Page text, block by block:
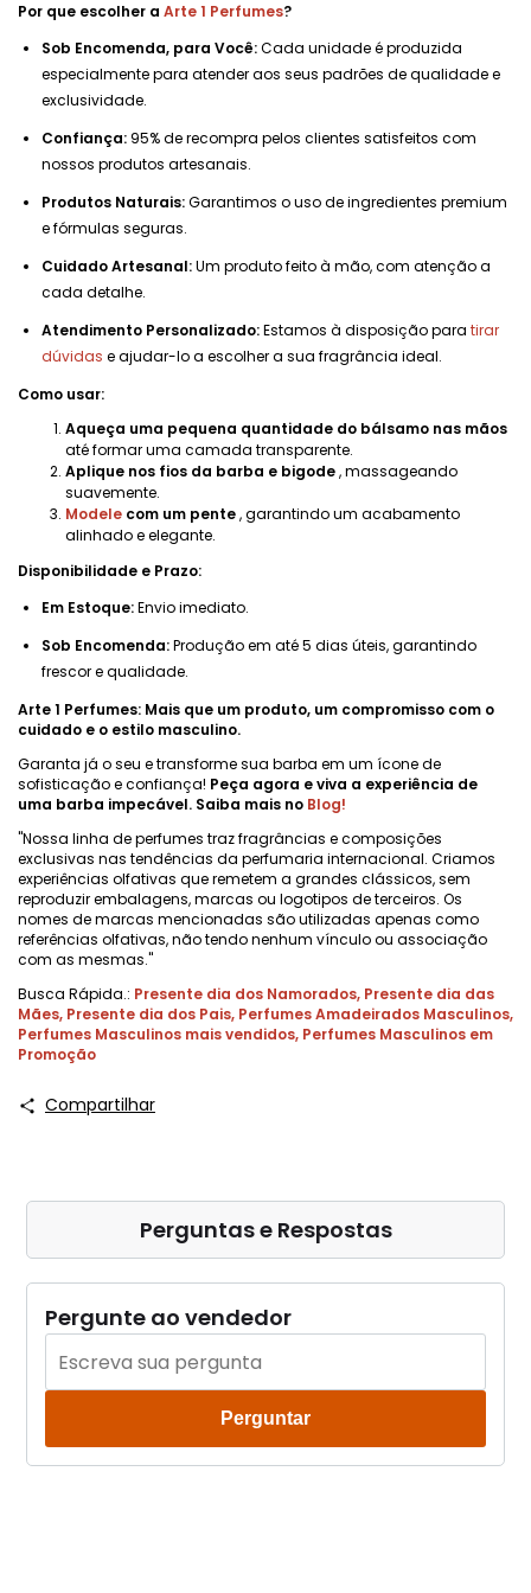
Por que escolher a Arte 1 Perfumes?
Sob Encomenda, para Você:Cada unidade é produzida
especialmente para atender aos seus padrões de qualidade e
exclusividade.
Confiança: 95% de recompra pelos clientes satisfeitos com
nossos produtos artesanais.
Produtos Naturais:Garantimos o uso de ingredientes premium
e fórmulas seguras.
Cuidado Artesanal:Um produto feito à mão, com atenção a
cada detalhe.
Atendimento Personalizado:Estamos à disposição para tirar
dúvidas e ajudar-lo a escolher a sua fragrância ideal.
Como usar:
Aqueça uma pequena quantidade do bálsamo nas mãos
até formar uma camada transparente.
Aplique nos fios da barba e bigode, massageando
suavemente.
Modele com um pente, garantindo um acabamento
alinhado e elegante.
Disponibilidade e Prazo:
Em Estoque:Envio imediato.
Sob Encomenda:Produção em até 5 dias úteis, garantindo
frescor e qualidade.
Arte 1 Perfumes: Mais que um produto, um compromisso com o
cuidado e o estilo masculino.
Garanta já o seu e transforme sua barba em um ícone de
sofisticação e confiança! Peça agora e viva a experiência de
uma barba impecável. Saiba mais no Blog!
"Nossa linha de perfumes traz fragrâncias e composições
exclusivas nas tendências da perfumaria internacional. Criamos
experiências olfativas que remetem a grandes clássicos, sem
reproduzir embalagens, marcas ou logotipos de terceiros. Os
nomes de marcas mencionadas são utilizadas apenas como
referências olfativas, não tendo nenhum vínculo ou associação
com as mesmas."
Busca Rápida.: Presente dia dos Namorados, Presente dia das
Mães, Presente dia dos Pais, Perfumes Amadeirados Masculinos,
Perfumes Masculinos mais vendidos, Perfumes Masculinos em
Promoção
Compartilhar
Perguntas e Respostas
Pergunte ao vendedor
Perguntar